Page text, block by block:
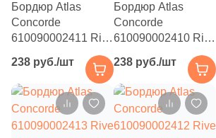
Метлахская (
Мозаика (62)
Моноколор ( 689)
Морские мотивы ( 12)
Мрамор (352)
Бордюр Atlas
Concorde
610090002411 Rive
Antica Riva Listello
7.2x60 коричневый
матовый под
дерево
238 руб./шт
Бордюр Atlas
Concorde
610090002410 Rive
Dolce Riva Listello
7.2x60 коричневый
матовый под
дерево
238 руб./шт